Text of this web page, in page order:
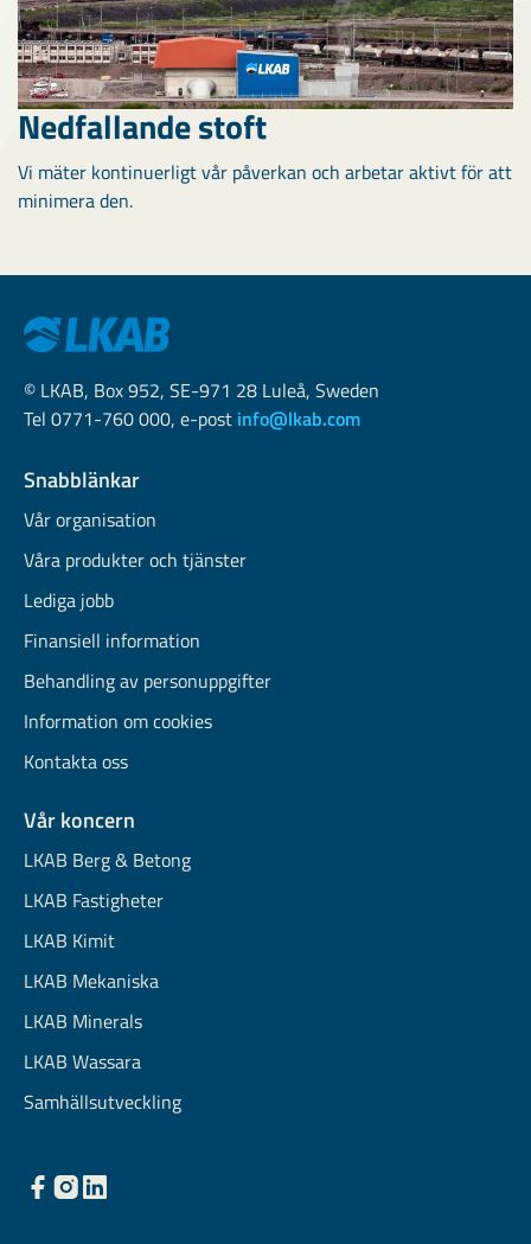
Nedfallande stoft
Vi mäter kontinuerligt vår påverkan och arbetar aktivt för att
minimera den.
© LKAB, Box 952, SE-971 28 Luleå, Sweden
Tel 0771-760 000, e-post info@lkab.com
Snabblänkar
Vår organisation
Våra produkter och tjänster
Lediga jobb
Finansiell information
Behandling av personuppgifter
Information om cookies
Kontakta oss
Vår koncern
LKAB Berg & Betong
LKAB Fastigheter
LKAB Kimit
LKAB Mekaniska
LKAB Minerals
LKAB Wassara
Samhällsutveckling